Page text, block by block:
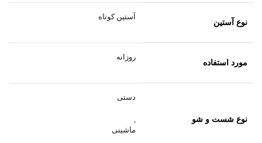
نوع آستین
آستین کوتاه
مورد استفاده
روزانه
نوع شست و شو
دستی
,
ماشینی